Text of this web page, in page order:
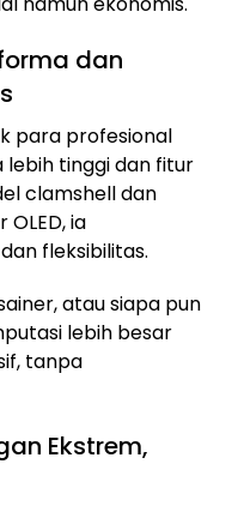
dan
para profesional
tinggi dan fitur
clamshell dan
ia
fleksibilitas.
atau siapa pun
lebih besar
tanpa
Ekstrem,